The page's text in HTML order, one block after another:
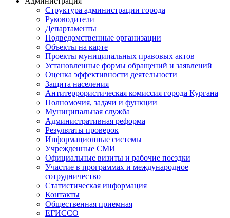
Структура администрации города
Руководители
Департаменты
Подведомственные организации
Объекты на карте
Проекты муниципальных правовых актов
Установленные формы обращений и заявлений
Оценка эффективности деятельности
Защита населения
Антитеррористическая комиссия города Кургана
Полномочия, задачи и функции
Муниципальная служба
Административная реформа
Результаты проверок
Информационные системы
Учрежденные СМИ
Официальные визиты и рабочие поездки
Участие в программах и международное
сотрудничество
Статистическая информация
Контакты
Общественная приемная
ЕГИССО